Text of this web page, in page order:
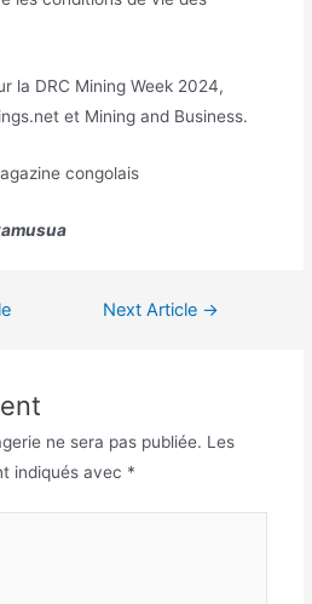
la DRC Mining Week 2024,
et Mining and Business.
congolais
Next Article →
ne sera pas publiée. Les
indiqués avec *